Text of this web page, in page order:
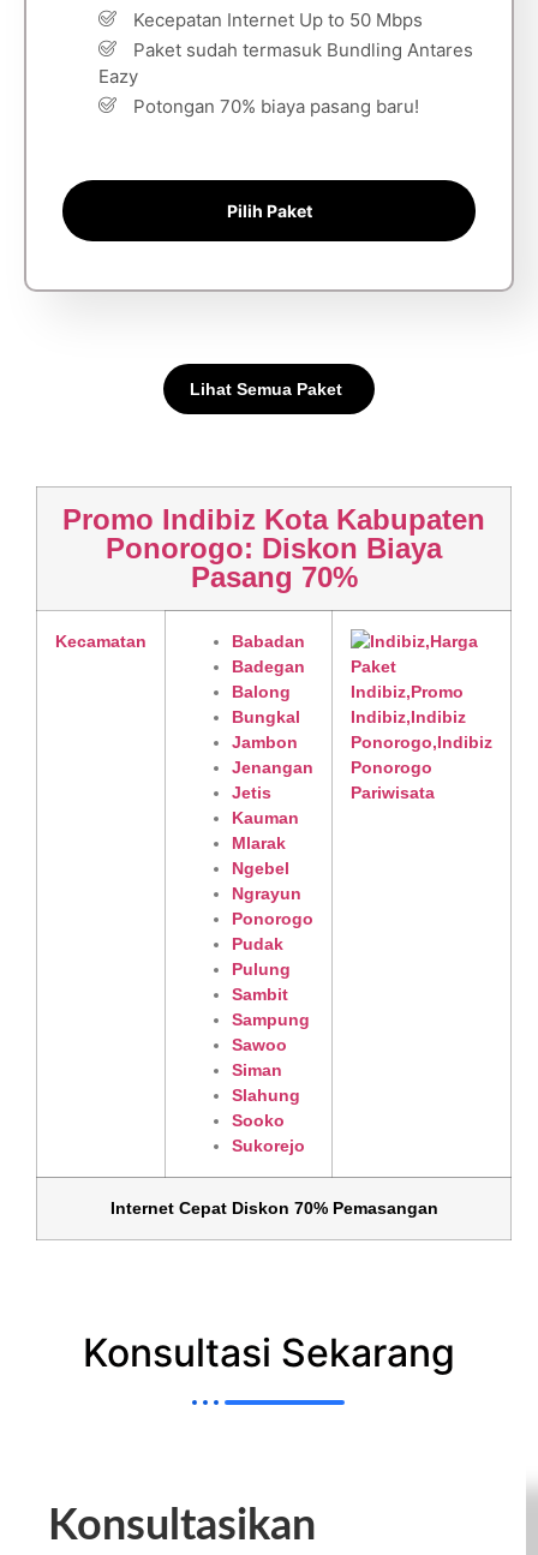
Kecepatan Internet Up to 50 Mbps
Paket sudah termasuk Bundling Antares
Eazy
Potongan 70% biaya pasang baru!
Pilih Paket
Lihat Semua Paket
Promo Indibiz Kota Kabupaten
Ponorogo: Diskon Biaya
Pasang 70%
Kecamatan
Babadan
Badegan
Balong
Bungkal
Jambon
Jenangan
Jetis
Kauman
Mlarak
Ngebel
Ngrayun
Ponorogo
Pudak
Pulung
Sambit
Sampung
Sawoo
Siman
Slahung
Sooko
Sukorejo
Internet Cepat Diskon 70% Pemasangan
Konsultasi Sekarang
Konsultasikan